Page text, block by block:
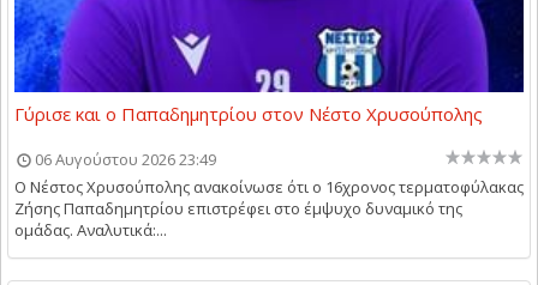
Γύρισε και ο Παπαδημητρίου στον Νέστο Χρυσούπολης
06 Αυγούστου 2026 23:49
Ο Νέστος Χρυσούπολης ανακοίνωσε ότι ο 16χρονος τερματοφύλακας
Ζήσης Παπαδημητρίου επιστρέφει στο έμψυχο δυναμικό της
ομάδας. Αναλυτικά:...